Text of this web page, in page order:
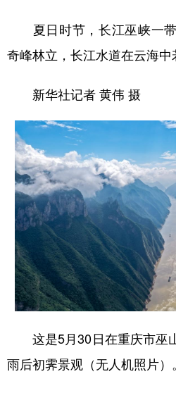
夏日时节，长江巫峡一带
奇峰林立，长江水道在云海中
新华社记者 黄伟 摄
这是5月30日在重庆市巫
雨后初霁景观（无人机照片）。